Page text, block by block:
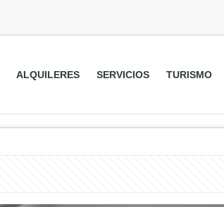
ALQUILERES SERVICIOS TURISMO